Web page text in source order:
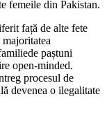
femeile din Pakistan.
față de alte fete
paștuni
open-minded.
procesul de
devenea o ilegalitate